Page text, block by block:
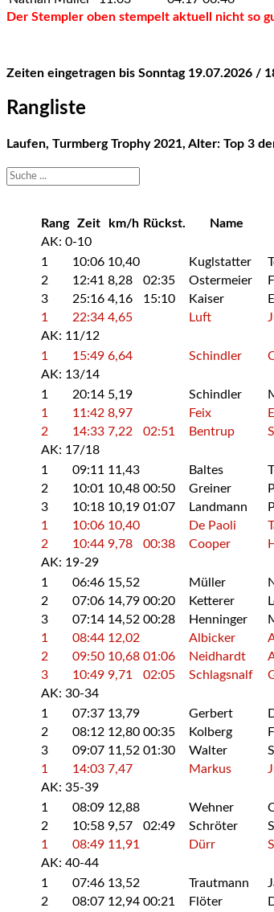
Der Stempler oben stempelt aktuell nicht so
Zeiten eingetragen bis Sonntag 19.07.2026 /
Rangliste
Laufen, Turmberg Trophy 2021, Alter: Top 3
Rang Zeit km/h Rückst. Name
AK: 0-10
1
10:06 10,40 Kuglstatter
2
12:41 8,28 02:35 Ostermeier
3
25:16 4,16 15:10 Kaiser
1
22:34 4,65 Luft
AK: 11/12
1
15:49 6,64 Schindler
AK: 13/14
1
20:14 5,19 Schindler
1
11:42 8,97 Feix
2
14:33 7,22 02:51 Bentrup
AK: 17/18
1
09:11 11,43 Baltes
2
10:01 10,48 00:50 Greiner
3
10:18 10,19 01:07 Landmann
1
10:06 10,40 De Paoli
2
10:44 9,78 00:38 Cooper
AK: 19-29
1
06:46 15,52 Müller
2
07:06 14,79 00:20 Ketterer
3
07:14 14,52 00:28 Henninger
1
08:44 12,02 Albicker
2
09:50 10,68 01:06 Neidhardt
3
10:49 9,71 02:05 Schlagsnalf
AK: 30-34
1
07:37 13,79 Gerbert
2
08:12 12,80 00:35 Kolberg
3
09:07 11,52 01:30 Walter
1
14:03 7,47 Markus
AK: 35-39
1
08:09 12,88 Wehner
2
10:58 9,57 02:49 Schröter
1
08:49 11,91 Dürr
AK: 40-44
1
07:46 13,52 Trautmann
2
08:07 12,94 00:21 Flöter